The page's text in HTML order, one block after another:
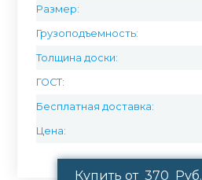
Размер:
Грузоподъемность:
Толщина доски:
ГОСТ:
Бесплатная доставка:
Цена:
Купить от 370 Руб.